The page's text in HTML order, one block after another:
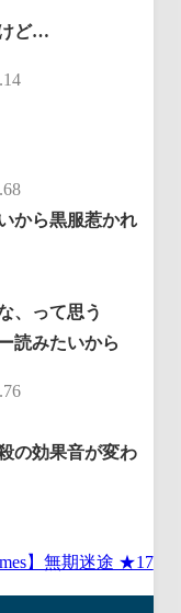
ど…
から黒服惹かれ
、って思う
読みたいから
の効果音が変わ
】無期迷途 ★17